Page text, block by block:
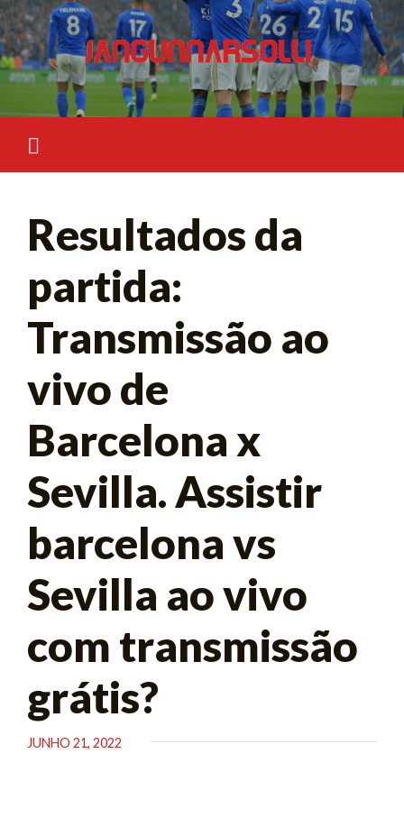
Skip
to
content
Resultados da
partida:
Transmissão ao
vivo de
Barcelona x
Sevilla. Assistir
barcelona vs
Sevilla ao vivo
com transmissão
grátis?
JUNHO 21, 2022